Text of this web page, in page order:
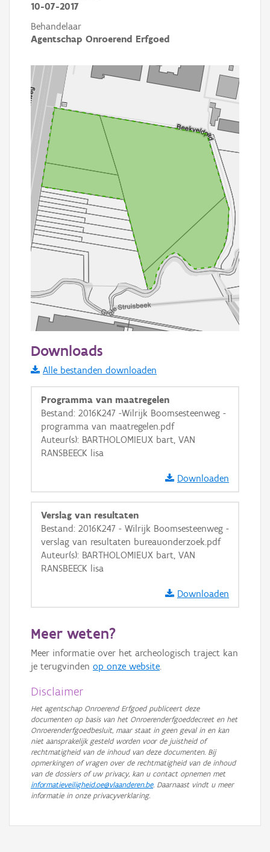
10-07-2017
Behandelaar
Agentschap Onroerend Erfgoed
Informatie Vlaanderen
i
+ −
Basis Lagen
OSM-Basiskaart
Ortho
Downloads
Alle bestanden downloaden
Programma van maatregelen
Bestand: 2016K247 -Wilrijk Boomsesteenweg -
programma van maatregelen.pdf
Auteur(s): BARTHOLOMIEUX bart, VAN
RANSBEECK lisa
Downloaden
Verslag van resultaten
Bestand: 2016K247 - Wilrijk Boomsesteenweg -
verslag van resultaten bureauonderzoek.pdf
Auteur(s): BARTHOLOMIEUX bart, VAN
RANSBEECK lisa
Downloaden
Meer weten?
Meer informatie over het archeologisch traject kan
je terugvinden op onze website.
Disclaimer
Het agentschap Onroerend Erfgoed publiceert deze
documenten op basis van het Onroerenderfgoeddecreet en het
Onroerenderfgoedbesluit, maar staat in geen geval in en kan
niet aansprakelijk gesteld worden voor de juistheid of
rechtmatigheid van de inhoud van deze documenten. Bij
opmerkingen of vragen over de rechtmatigheid van de inhoud
van de dossiers of uw privacy, kan u contact opnemen met
informatieveiligheid.oe@vlaanderen.be. Daarnaast vindt u meer
informatie in onze privacyverklaring.